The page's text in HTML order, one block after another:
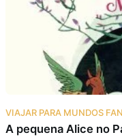
VIAJAR PARA MUNDOS
A pequena Alice no